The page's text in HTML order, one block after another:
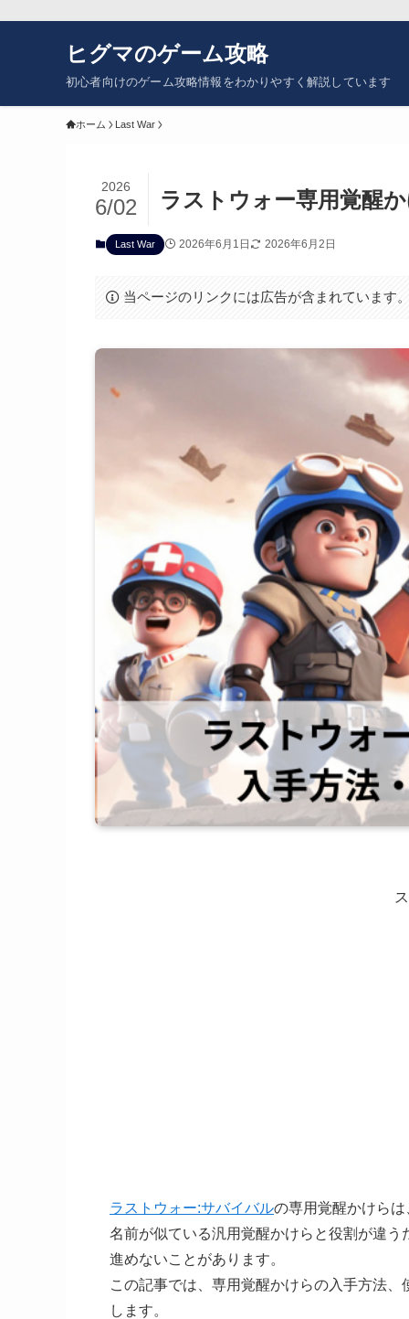
ヒグマのゲーム攻略
初心者向けのゲーム攻略情報をわかりやすく解説しています
ホーム Last War
ラストウォー専用覚醒
2026
6/02
Last War 2026年6月1日 2026年6月2日
当ページのリンクには広告が含まれています
ラストウォー:サバイバルの専用覚醒かけら
名前が似ている汎用覚醒かけらと役割が違
進めないことがあります。
この記事では、専用覚醒かけらの入手方法
します。